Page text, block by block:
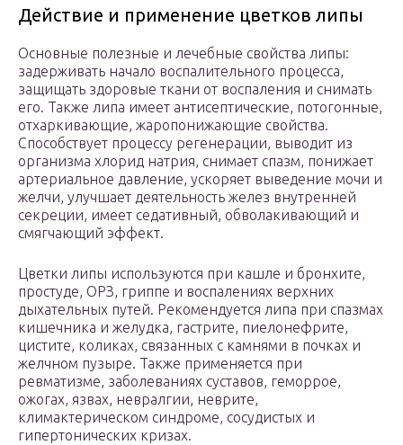
Действие и применение цветков липы
Основные полезные и лечебные свойства липы:
задерживать начало воспалительного процесса,
защищать здоровые ткани от воспаления и снимать
его. Также липа имеет антисептические, потогонные,
отхаркивающие, жаропонижающие свойства.
Способствует процессу регенерации, выводит из
организма хлорид натрия, снимает спазм, понижает
артериальное давление, ускоряет выведение мочи и
желчи, улучшает деятельность желез внутренней
секреции, имеет седативный, обволакивающий и
смягчающий эффект.
Цветки липы используются при кашле и бронхите,
простуде, ОРЗ, гриппе и воспалениях верхних
дыхательных путей. Рекомендуется липа при спазмах
кишечника и желудка, гастрите, пиелонефрите,
цистите, коликах, связанных с камнями в почках и
желчном пузыре. Также применяется при
ревматизме, заболеваниях суставов, геморрое,
ожогах, язвах, невралгии, неврите,
климактерическом синдроме, сосудистых и
гипертонических кризах.